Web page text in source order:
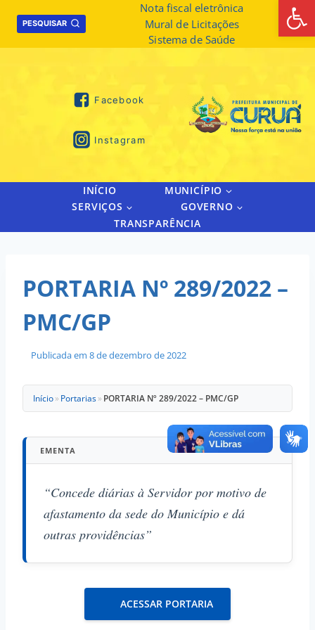
PESQUISAR
Nota fiscal eletrônica
Mural de Licitações
Sistema de Saúde
Facebook
Instagram
INÍCIO
MUNICÍPIO
SERVIÇOS
GOVERNO
TRANSPARÊNCIA
PORTARIA Nº 289/2022 –
PMC/GP
Publicada em 8 de dezembro de 2022
Início» Portarias» PORTARIA Nº 289/2022 – PMC/GP
EMENTA
“Concede diárias à Servidor por motivo de
afastamento da sede do Município e dá
outras providências”
ACESSAR PORTARIA